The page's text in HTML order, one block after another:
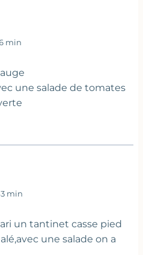
min
une salade de tomates
min
un tantinet casse pied
une salade on a